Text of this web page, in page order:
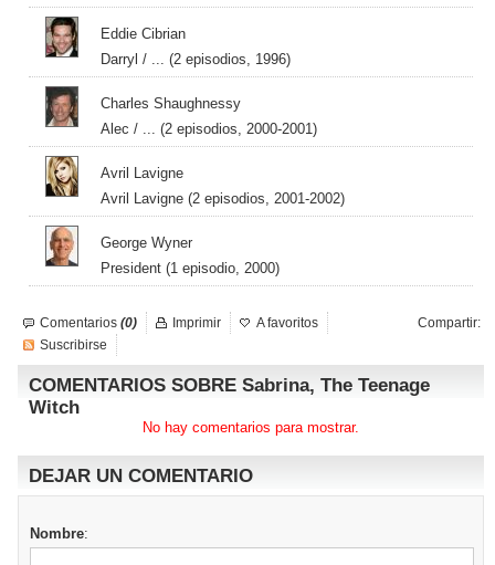
Eddie Cibrian
Darryl / ... (2 episodios, 1996)
Charles Shaughnessy
Alec / ... (2 episodios, 2000-2001)
Avril Lavigne
Avril Lavigne (2 episodios, 2001-2002)
George Wyner
President (1 episodio, 2000)
Comentarios (0) Compartir:
Imprimir
A favoritos
Suscribirse
COMENTARIOS SOBRE Sabrina, The Teenage
Witch
No hay comentarios para mostrar.
DEJAR UN COMENTARIO
Nombre: